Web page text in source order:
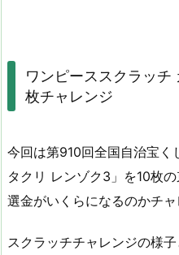
ワンピーススクラッ
枚チャレンジ
今回は第910回全国自治宝く
タクリ レンゾク3」を10枚
選金がいくらになるのかチャ
スクラッチチャレンジの様